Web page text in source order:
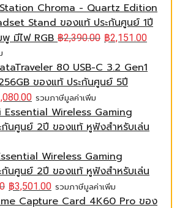
Chroma - Quartz Edition
Stand ของแท้ ประกันศูนย์ 1ปี
มีไฟ RGB ฿2,390.00 ฿2,151.00
80 USB-C 3.2 Gen1
ของแท้ ประกันศูนย์ 5ปี
รวมภาษีมูลค่าเพิ่ม
Wireless Gaming
นศูนย์ 2ปี ของแท้ หูฟังสำหรับเล่น
฿3,501.00 รวมภาษีมูลค่าเพิ่ม